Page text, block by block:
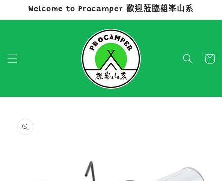
跳至內容
Welcome to Procamper 歡迎蒞臨雄峯山系
物
資訊